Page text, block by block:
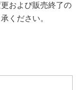
および販売終了の
ください。